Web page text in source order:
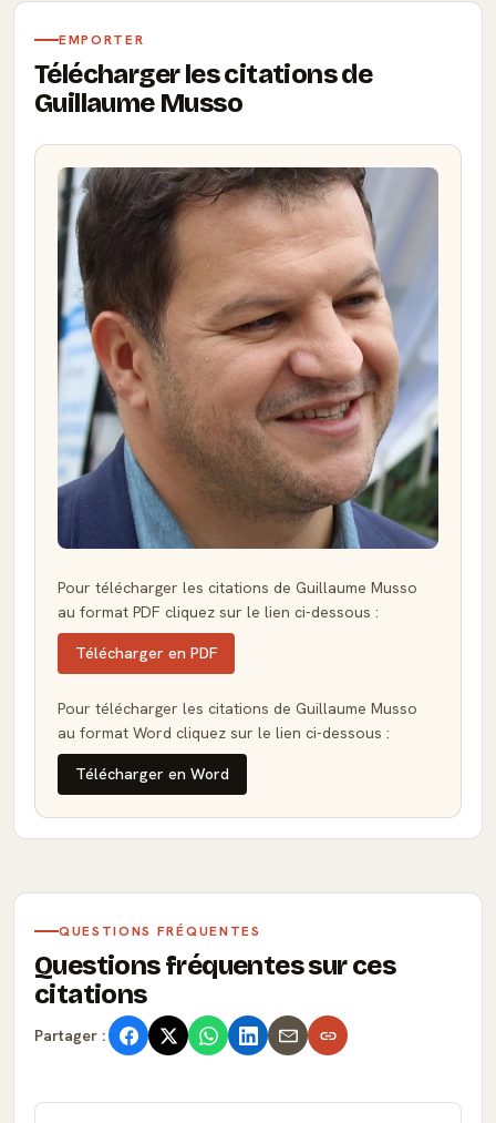
EMPORTER
Télécharger les citations de
Guillaume Musso
Pour télécharger les citations de Guillaume Musso
au format PDF cliquez sur le lien ci-dessous :
Télécharger en PDF
Pour télécharger les citations de Guillaume Musso
au format Word cliquez sur le lien ci-dessous :
Télécharger en Word
QUESTIONS FRÉQUENTES
Questions fréquentes sur ces
citations
Partager :